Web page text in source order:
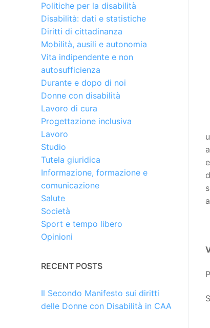
Politiche per la disabilità
Disabilità: dati e statistiche
Diritti di cittadinanza
Mobilità, ausili e autonomia
Vita indipendente e non
autosufficienza
Durante e dopo di noi
Donne con disabilità
Lavoro di cura
Progettazione inclusiva
Lavoro
Studio
Tutela giuridica
Informazione, formazione e
comunicazione
Salute
Società
Sport e tempo libero
Opinioni
RECENT POSTS
Il Secondo Manifesto sui diritti
delle Donne con Disabilità in CAA